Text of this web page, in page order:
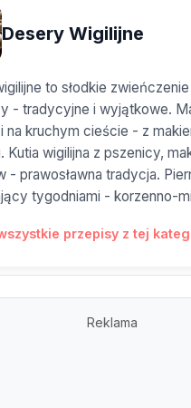
Desery Wigilijne
to słodkie
- tradycyjne i wyjątkowe.
na kruchym cieście - z
Kutia wigilijna z pszenicy,
- prawosławna tradycja.
tygodniami - korzenno-
przepisy z tej
Reklama